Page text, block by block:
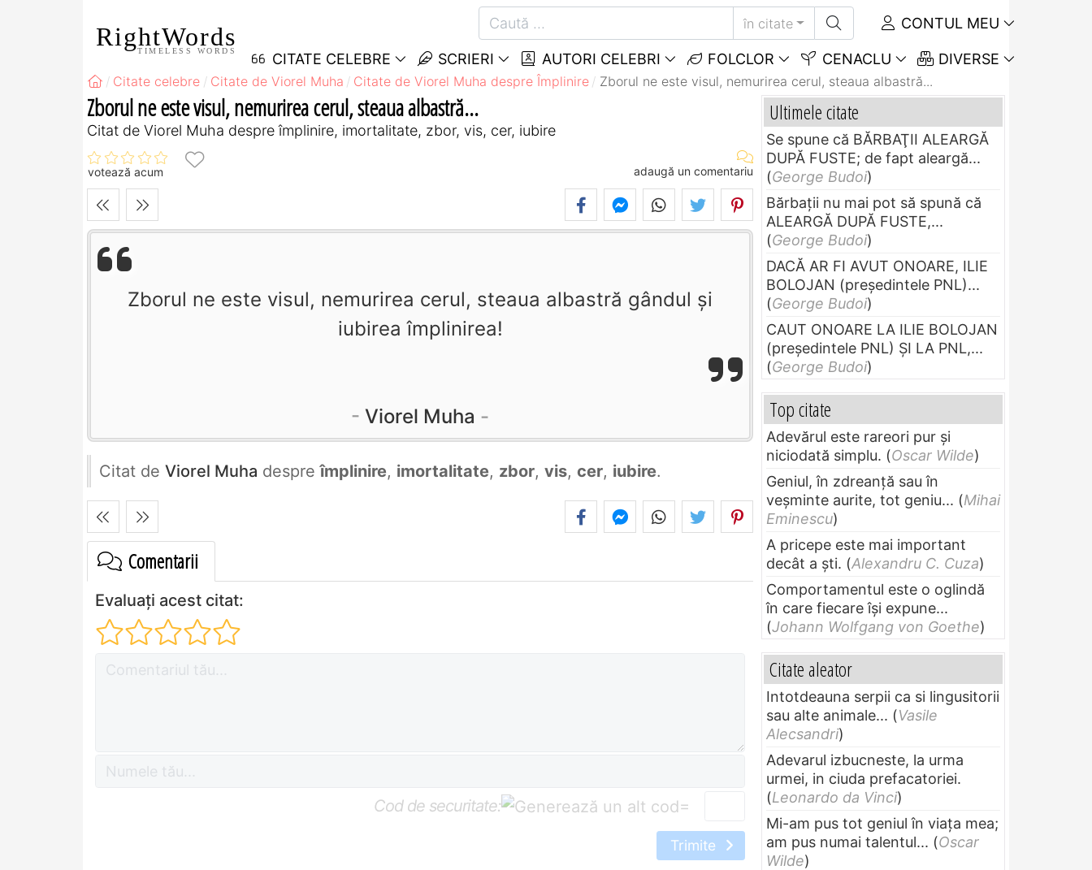
RightWords
TIMELESS WORDS
în citate CONTUL MEU
CITATE CELEBRE SCRIERI AUTORI CELEBRI FOLCLOR CENACLU DIVERSE
Citate celebre Citate de Viorel Muha Citate de Viorel Muha despre Împlinire Zborul ne este visul, nemurirea cerul, steaua albastră...
Zborul ne este visul, nemurirea cerul, steaua albastră...
Citat de Viorel Muha despre împlinire, imortalitate, zbor, vis, cer, iubire
votează acum adaugă un comentariu
Zborul ne este visul, nemurirea cerul, steaua albastră gândul şi
iubirea împlinirea!
Viorel Muha
Citat de Viorel Muha despreîmplinire, imortalitate, zbor, vis, cer, iubire.
Comentarii
Evaluați acest citat:
Cod de securitate: =
Trimite
Ultimele citate
Se spune că BĂRBAŢII ALEARGĂ
DUPĂ FUSTE; de fapt aleargă...
(George Budoi)
Bărbaţii nu mai pot să spună că
ALEARGĂ DUPĂ FUSTE,...
(George Budoi)
DACĂ AR FI AVUT ONOARE, ILIE
BOLOJAN (preşedintele PNL)...
(George Budoi)
CAUT ONOARE LA ILIE BOLOJAN
(preşedintele PNL) ŞI LA PNL,...
(George Budoi)
Top citate
Adevărul este rareori pur și
niciodată simplu. (Oscar Wilde)
Geniul, în zdreanţă sau în
veşminte aurite, tot geniu... (Mihai
Eminescu)
A pricepe este mai important
decât a ști. (Alexandru C. Cuza)
Comportamentul este o oglindă
în care fiecare își expune...
(Johann Wolfgang von Goethe)
Citate aleator
Intotdeauna serpii ca si lingusitorii
sau alte animale... (Vasile
Alecsandri)
Adevarul izbucneste, la urma
urmei, in ciuda prefacatoriei.
(Leonardo da Vinci)
Mi-am pus tot geniul în viața mea;
am pus numai talentul... (Oscar
Wilde)